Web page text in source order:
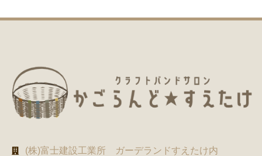
(株)富士建設工業所 ガーデランドすえたけ内